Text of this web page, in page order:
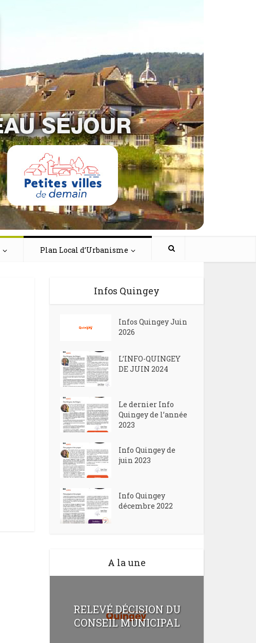
Plan Local d’Urbanisme
Infos Quingey
Infos Quingey Juin
2026
L’INFO-QUINGEY
DE JUIN 2024
Le dernier Info
Quingey de l’année
2023
Info Quingey de
juin 2023
Info Quingey
décembre 2022
A la une
RELEVÉ DÉCISION DU
CONSEIL MUNICIPAL